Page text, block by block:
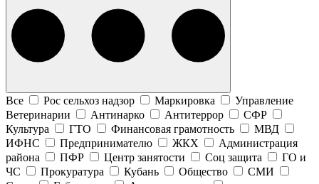
Все Рос сельхоз надзор Маркировка
Управление
Ветеринарии
Антинарко Антитеррор
СФР
Культура
ГТО Финансовая грамотность
МВД
ИФНС
Предпринимателю ЖКХ
Администрация
района
ПФР Центр занятости Соц защита
ГО и
ЧС
Прокуратура Кубань Общество
СМИ